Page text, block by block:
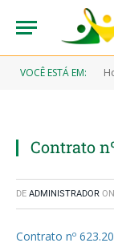
VOCÊ ESTÁ EM:
Contrato
DE ADMINISTRADOR ON
Contrato nº